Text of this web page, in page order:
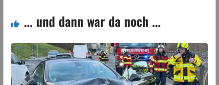
... und dann war da noch ...